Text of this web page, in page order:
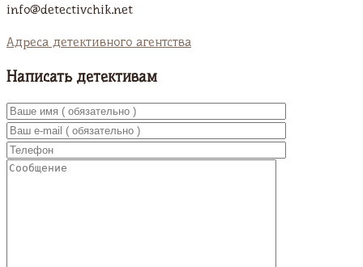
info@detectivchik.net
Адреса детективного агентства
Написать детективам